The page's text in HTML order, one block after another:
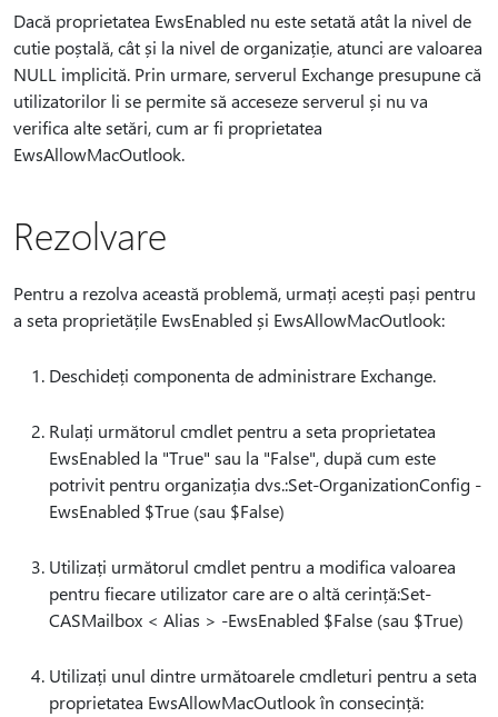
Dacă proprietatea EwsEnabled nu este setată atât la nivel de
cutie poștală, cât și la nivel de organizație, atunci are valoarea
NULL implicită. Prin urmare, serverul Exchange presupune că
utilizatorilor li se permite să acceseze serverul și nu va
verifica alte setări, cum ar fi proprietatea
EwsAllowMacOutlook.
Rezolvare
Pentru a rezolva această problemă, urmați acești pași pentru
a seta proprietățile EwsEnabled și EwsAllowMacOutlook:
Deschideți componenta de administrare Exchange.
Rulați următorul cmdlet pentru a seta proprietatea
EwsEnabled la "True" sau la "False", după cum este
potrivit pentru organizația dvs.:Set-OrganizationConfig -
EwsEnabled $True (sau $False)
Utilizați următorul cmdlet pentru a modifica valoarea
pentru fiecare utilizator care are o altă cerință:Set-
CASMailbox < Alias > -EwsEnabled $False (sau $True)
Utilizați unul dintre următoarele cmdleturi pentru a seta
proprietatea EwsAllowMacOutlook în consecință: